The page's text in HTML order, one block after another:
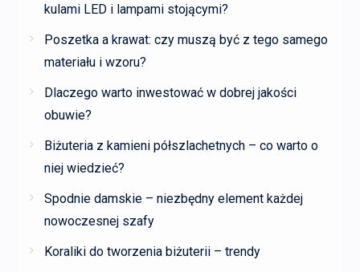
kulami LED i lampami stojącymi?
Poszetka a krawat: czy muszą być z tego samego
materiału i wzoru?
Dlaczego warto inwestować w dobrej jakości
obuwie?
Biżuteria z kamieni półszlachetnych – co warto o
niej wiedzieć?
Spodnie damskie – niezbędny element każdej
nowoczesnej szafy
Koraliki do tworzenia biżuterii – trendy